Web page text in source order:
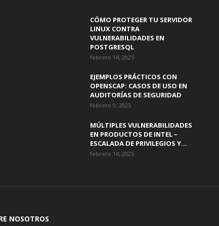
CÓMO PROTEGER TU SERVIDOR
LINUX CONTRA
VULNERABILIDADES EN
POSTGRESQL
febrero 14, 2025
EJEMPLOS PRÁCTICOS CON
OPENSCAP: CASOS DE USO EN
AUDITORÍAS DE SEGURIDAD
febrero 9, 2025
MÚLTIPLES VULNERABILIDADES
EN PRODUCTOS DE INTEL –
ESCALADA DE PRIVILEGIOS Y...
febrero 14, 2025
NOSOTROS